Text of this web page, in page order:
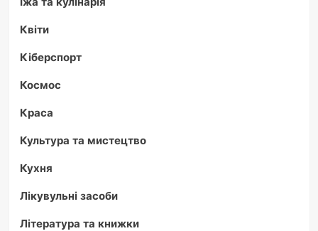
Квіти
Кіберспорт
Космос
Краса
Культура та мистецтво
Кухня
Лікувульні засоби
Література та книжки